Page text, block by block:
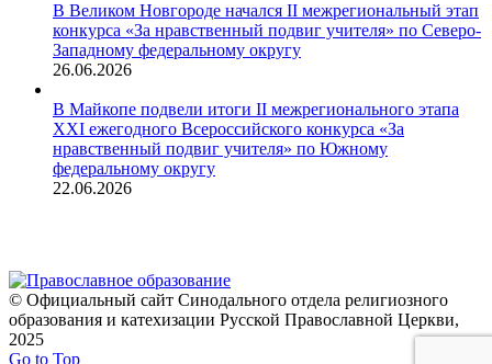
В Великом Новгороде начался II межрегиональный этап
конкурса «За нравственный подвиг учителя» по Северо-
Западному федеральному округу
26.06.2026
В Майкопе подвели итоги II межрегионального этапа
XXI ежегодного Всероссийского конкурса «За
нравственный подвиг учителя» по Южному
федеральному округу
22.06.2026
© Официальный сайт Синодального отдела религиозного
образования и катехизации Русской Православной Церкви,
2025
Go to Top